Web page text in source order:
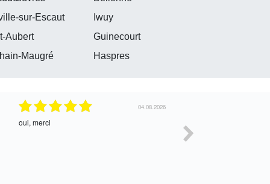
sur-Escaut
Iwuy
Aubert
Guinecourt
Maugré Haspres
29.07.2026
oui